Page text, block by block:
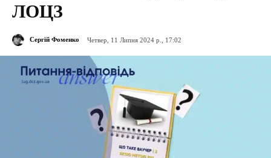
ЛОЦЗ
Сергій Фоменко Четвер, 11 Липня 2024 р., 17:02